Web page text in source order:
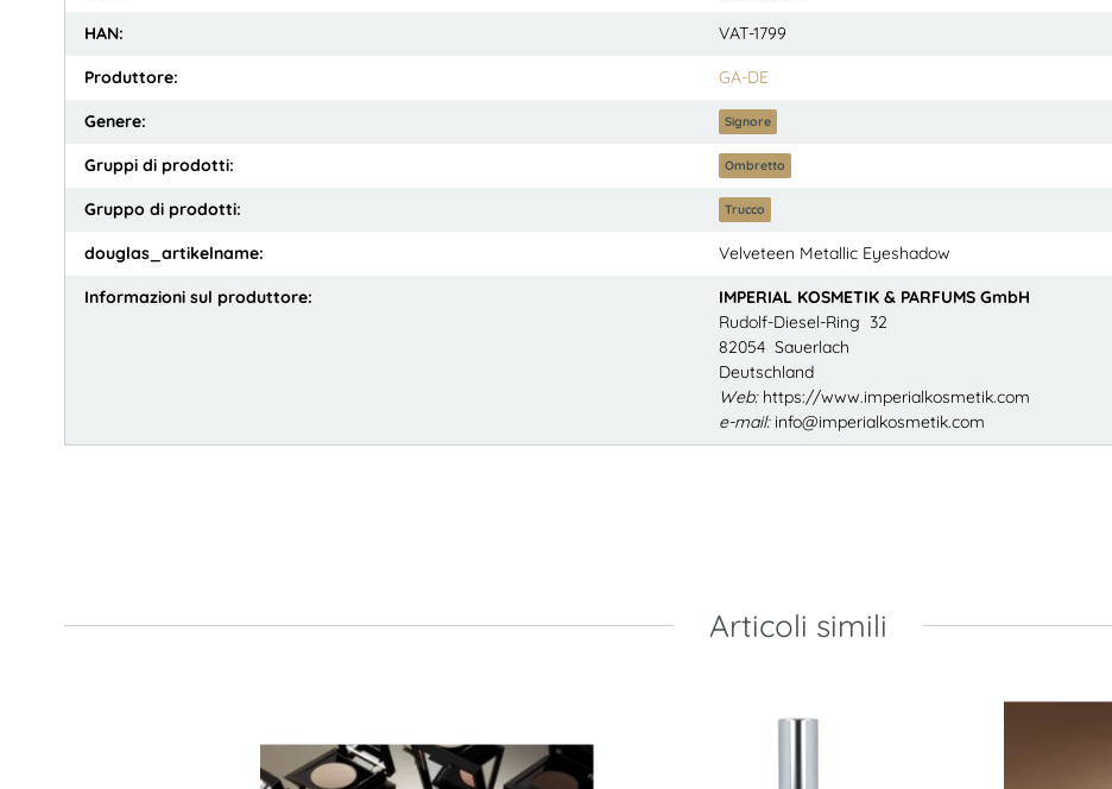
HAN: VAT-1799
Produttore: GA-DE
Genere: Signore
Gruppi di prodotti: Ombretto
Gruppo di prodotti: Trucco
douglas_artikelname: Velveteen Metallic Eyeshadow
Informazioni sul produttore:
IMPERIAL KOSMETIK & PARFUMS GmbH
Rudolf-Diesel-Ring 32
82054 Sauerlach
Deutschland
Web:https://www.imperialkosmetik.com
e-mail:info@imperialkosmetik.com
Articoli simili